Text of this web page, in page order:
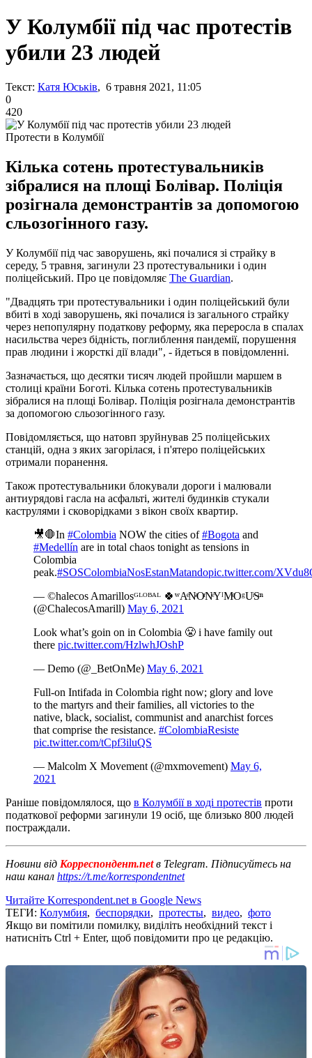
У Колумбії під час протестів
убили 23 людей
Текст: Катя Юськів, 6 травня 2021, 11:05
0
420
Протести в Колумбії
Кілька сотень протестувальників
зібралися на площі Болівар. Поліція
розігнала демонстрантів за допомогою
сльозогінного газу.
У Колумбії під час заворушень, які почалися зі страйку в
середу, 5 травня, загинули 23 протестувальники і один
поліцейський. Про це повідомляє The Guardian.
"Двадцять три протестувальники і один поліцейський були
вбиті в ході заворушень, які почалися із загального страйку
через непопулярну податкову реформу, яка переросла в спалах
насильства через бідність, поглиблення пандемії, порушення
прав людини і жорсткі дії влади", - йдеться в повідомленні.
Зазначається, що десятки тисяч людей пройшли маршем в
столиці країни Боготі. Кілька сотень протестувальників
зібралися на площі Болівар. Поліція розігнала демонстрантів
за допомогою сльозогінного газу.
Повідомляється, що натовп зруйнував 25 поліцейських
станцій, одна з яких загорілася, і п'ятеро поліцейських
отримали поранення.
Також протестувальники блокували дороги і малювали
антиурядові гасла на асфальті, жителі будинків стукали
каструлями і сковорідками з вікон своїх квартир.
🎥🛑In #Colombia NOW the cities of#Bogota and
#Medellín are in total chaos tonight as tensions in
Colombia
peak.#SOSColombiaNosEstanMatandopic.twitter.com/
— ©halecos Amarillosᴳᴸᴼᴮᴬᴸ 🍀ʷAͤNͣOͬNͤYˡMͤOᵍUͥSͦⁿ
(@ChalecosAmarill) May 6, 2021
Look what’s goin on in Colombia 😤 i have family out
there pic.twitter.com/HzlwhJOshP
— Demo (@_BetOnMe) May 6, 2021
Full-on Intifada in Colombia right now; glory and love
to the martyrs and their families, all victories to the
native, black, socialist, communist and anarchist forces
that comprise the resistance. #ColombiaResiste
pic.twitter.com/tCpf3iluQS
— Malcolm X Movement (@mxmovement) May 6,
2021
Раніше повідомлялося, що в Колумбії в ході протестів проти
податкової реформи загинули 19 осіб, ще близько 800 людей
постраждали.
Новини від Корреспондент.netв Telegram. Підписуйтесь на
наш канал https://t.me/korrespondentnet
Читайте Korrespondent.net в Google News
ТЕГИ: Колумбия, беспорядки, протесты, видео, фото
Якщо ви помітили помилку, виділіть необхідний текст і
натисніть Ctrl + Enter, щоб повідомити про це редакцію.